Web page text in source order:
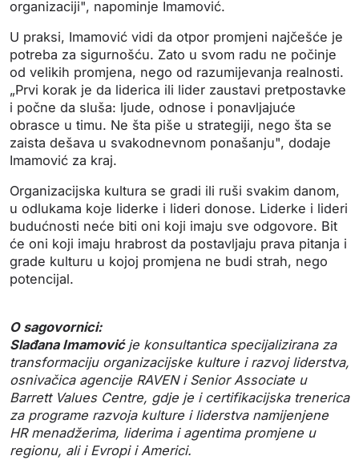
organizaciji", napominje Imamović.
U praksi, Imamović vidi da otpor promjeni najčešće je
potreba za sigurnošću. Zato u svom radu ne počinje
od velikih promjena, nego od razumijevanja realnosti.
„Prvi korak je da liderica ili lider zaustavi pretpostavke
i počne da sluša: ljude, odnose i ponavljajuće
obrasce u timu. Ne šta piše u strategiji, nego šta se
zaista dešava u svakodnevnom ponašanju", dodaje
Imamović za kraj.
Organizacijska kultura se gradi ili ruši svakim danom,
u odlukama koje liderke i lideri donose. Liderke i lideri
budućnosti neće biti oni koji imaju sve odgovore. Bit
će oni koji imaju hrabrost da postavljaju prava pitanja i
grade kulturu u kojoj promjena ne budi strah, nego
potencijal.
O sagovornici:
Slađana Imamović je konsultantica specijalizirana za
transformaciju organizacijske kulture i razvoj liderstva,
osnivačica agencije RAVEN i Senior Associate u
Barrett Values Centre, gdje je i certifikacijska trenerica
za programe razvoja kulture i liderstva namijenjene
HR menadžerima, liderima i agentima promjene u
regionu, ali i Evropi i Americi.